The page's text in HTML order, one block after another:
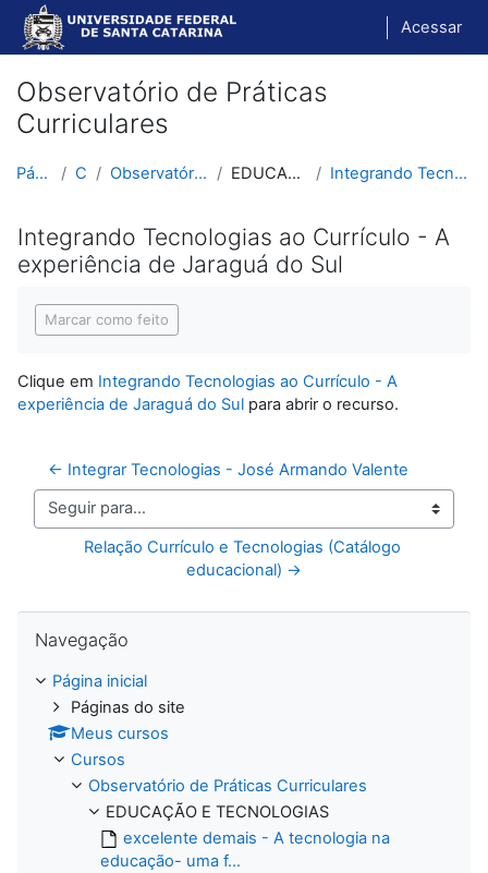
Ir para o conteúdo principal
Acessar
Observatório de Práticas
Curriculares
Página inicial Cursos Observatório de Práticas Curriculares EDUCAÇÃO E TECNOLOGIAS Integrando Tecnologias ao Currículo - A experiênci...
Integrando Tecnologias ao Currículo - A
experiência de Jaraguá do Sul
Marcar como feito
Clique em Integrando Tecnologias ao Currículo - A
experiência de Jaraguá do Sul para abrir o recurso.
← Integrar Tecnologias - José Armando Valente
Seguir para...
Relação Currículo e Tecnologias (Catálogo
educacional) →
Navegação
Página inicial
Páginas do site
Meus cursos
Cursos
Observatório de Práticas Curriculares
EDUCAÇÃO E TECNOLOGIAS
excelente demais - A tecnologia na
educação- uma f...